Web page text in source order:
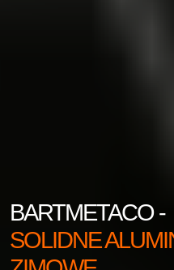
BARTMETACO -
SOLIDNE